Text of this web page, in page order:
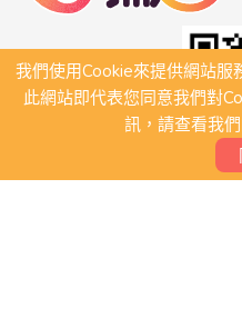
我們使用Cookie來提供網站
此網站即代表您同意我們對
訊，請查看我